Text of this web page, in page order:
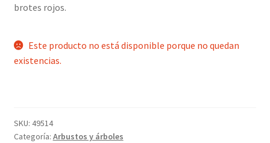
brotes rojos.
Este producto no está disponible porque no quedan
existencias.
SKU: 49514
Categoría: Arbustos y árboles